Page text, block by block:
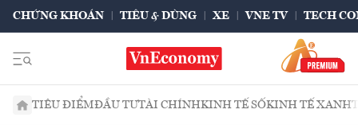
CHỨNG KHOÁN TIÊU & DÙNG XE VNE TV TECH
TIÊU ĐIỂMĐẦU TƯTÀI CHÍNHKINH TẾ SỐKINH TẾ XANH